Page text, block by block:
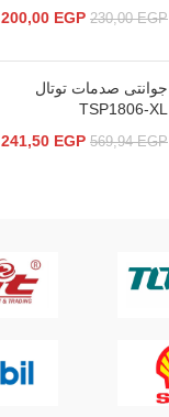
230,00EGP
200,00 EGP
جوانتى صدمات توتال
TSP1806-XL
569,94EGP
241,50 EGP